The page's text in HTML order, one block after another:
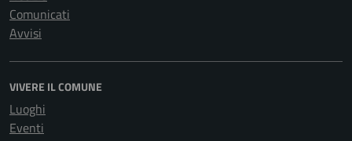
Comunicati
Avvisi
VIVERE IL COMUNE
Luoghi
Eventi